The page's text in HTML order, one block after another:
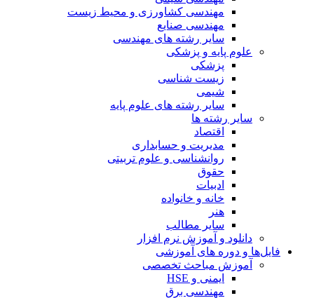
مهندسی کشاورزی و محیط زیست
مهندسی صنایع
سایر رشته های مهندسی
علوم پایه و پزشکی
پزشکی
زیست شناسی
شیمی
سایر رشته های علوم پایه
سایر رشته ها
اقتصاد
مدیریت و حسابداری
روانشناسی و علوم تربیتی
حقوق
ادبیات
خانه و خانواده
هنر
سایر مطالب
دانلود و آموزش نرم افزار
فایل‌ها و دوره های آموزشی
آموزش مباحث تخصصی
ایمنی و HSE
مهندسی برق